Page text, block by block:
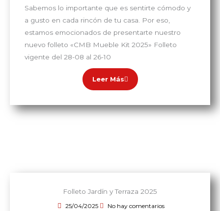
Sabemos lo importante que es sentirte cómodo y
a gusto en cada rincón de tu casa. Por eso,
estamos emocionados de presentarte nuestro
nuevo folleto «CMB Mueble Kit 2025» Folleto
vigente del 28-08 al 26-10
Leer Más
Folleto Jardín y Terraza 2025
25/04/2025 No hay comentarios